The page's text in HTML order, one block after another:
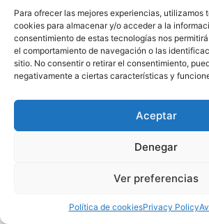
Para ofrecer las mejores experiencias, utilizamos
cookies para almacenar y/o acceder a la
consentimiento de estas tecnologías nos
el comportamiento de navegación o las
sitio. No consentir o retirar el consentimiento,
negativamente a ciertas características y
Aceptar
Denegar
Ver preferencias
Política de cookiesPrivacy Policy
Un psicólogo de pareja te
establecer objetivos a
. Una vez que
tramo, se podrá avanzar a
no tengas tus
sesiones no avanzan
Todo lleva su propio